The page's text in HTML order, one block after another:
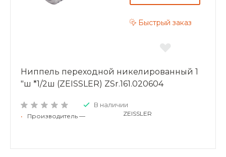
Быстрый заказ
Ниппель переходной никелированный 1
"ш *1/2ш (ZEISSLER) ZSr.161.020604
В наличии
• Производитель — ZEISSLER